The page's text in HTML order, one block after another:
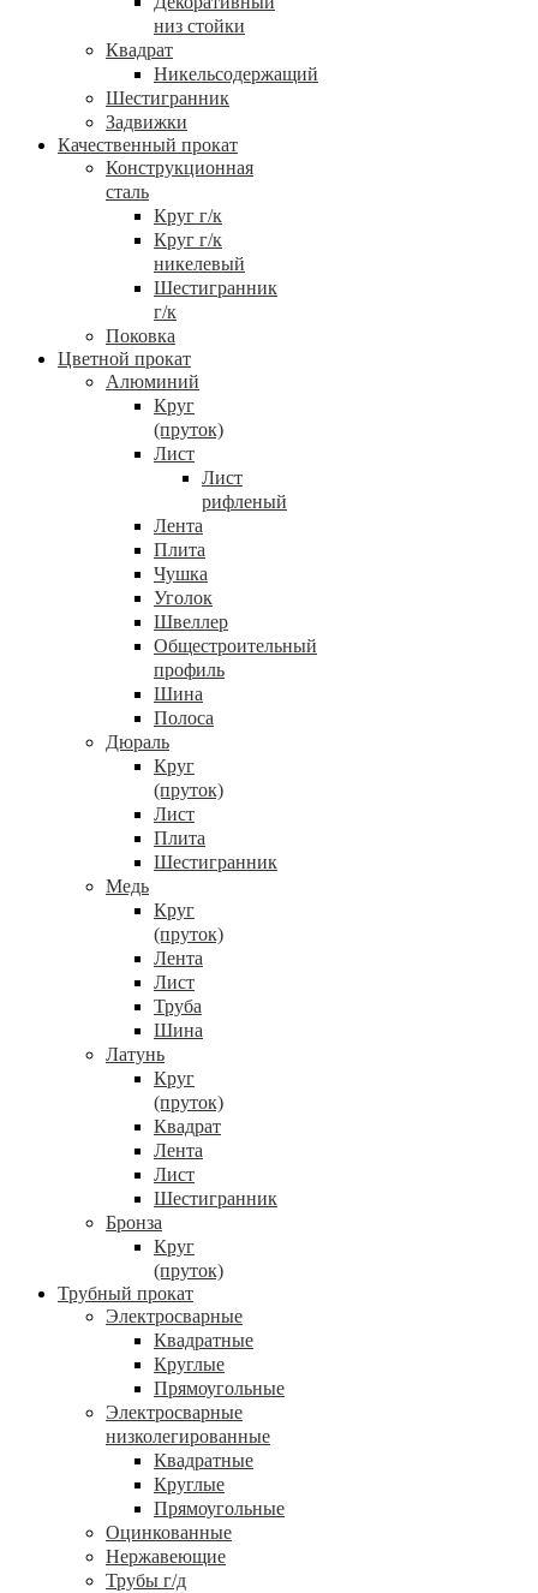
низ стойки
Квадрат
Никельсодержащий
Шестигранник
Задвижки
Качественный прокат
Конструкционная
сталь
Круг г/к
Круг г/к
никелевый
Шестигранник
г/к
Поковка
Цветной прокат
Алюминий
Круг
(пруток)
Лист
Лист
рифленый
Лента
Плита
Чушка
Уголок
Швеллер
Общестроительный
профиль
Шина
Полоса
Дюраль
Круг
(пруток)
Лист
Плита
Шестигранник
Медь
Круг
(пруток)
Лента
Лист
Труба
Шина
Латунь
Круг
(пруток)
Квадрат
Лента
Лист
Шестигранник
Бронза
Круг
(пруток)
Трубный прокат
Электросварные
Квадратные
Круглые
Прямоугольные
Электросварные
низколегированные
Квадратные
Круглые
Прямоугольные
Оцинкованные
Нержавеющие
Трубы г/д